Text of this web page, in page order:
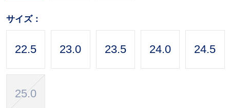
サイズ：
22.5 23.0 23.5 24.0 24.5
25.0